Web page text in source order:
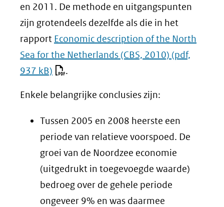
en 2011. De methode en uitgangspunten
zijn grotendeels dezelfde als die in het
rapport Economic description of the North
Sea for the Netherlands (CBS, 2010) (pdf,
937 kB)
.
Enkele belangrijke conclusies zijn:
Tussen 2005 en 2008 heerste een
periode van relatieve voorspoed. De
groei van de Noordzee economie
(uitgedrukt in toegevoegde waarde)
bedroeg over de gehele periode
ongeveer 9% en was daarmee